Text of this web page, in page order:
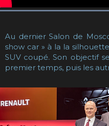
Au dernier Salon de
show car » à la la
SUV coupé. Son objectif
premier temps, puis les